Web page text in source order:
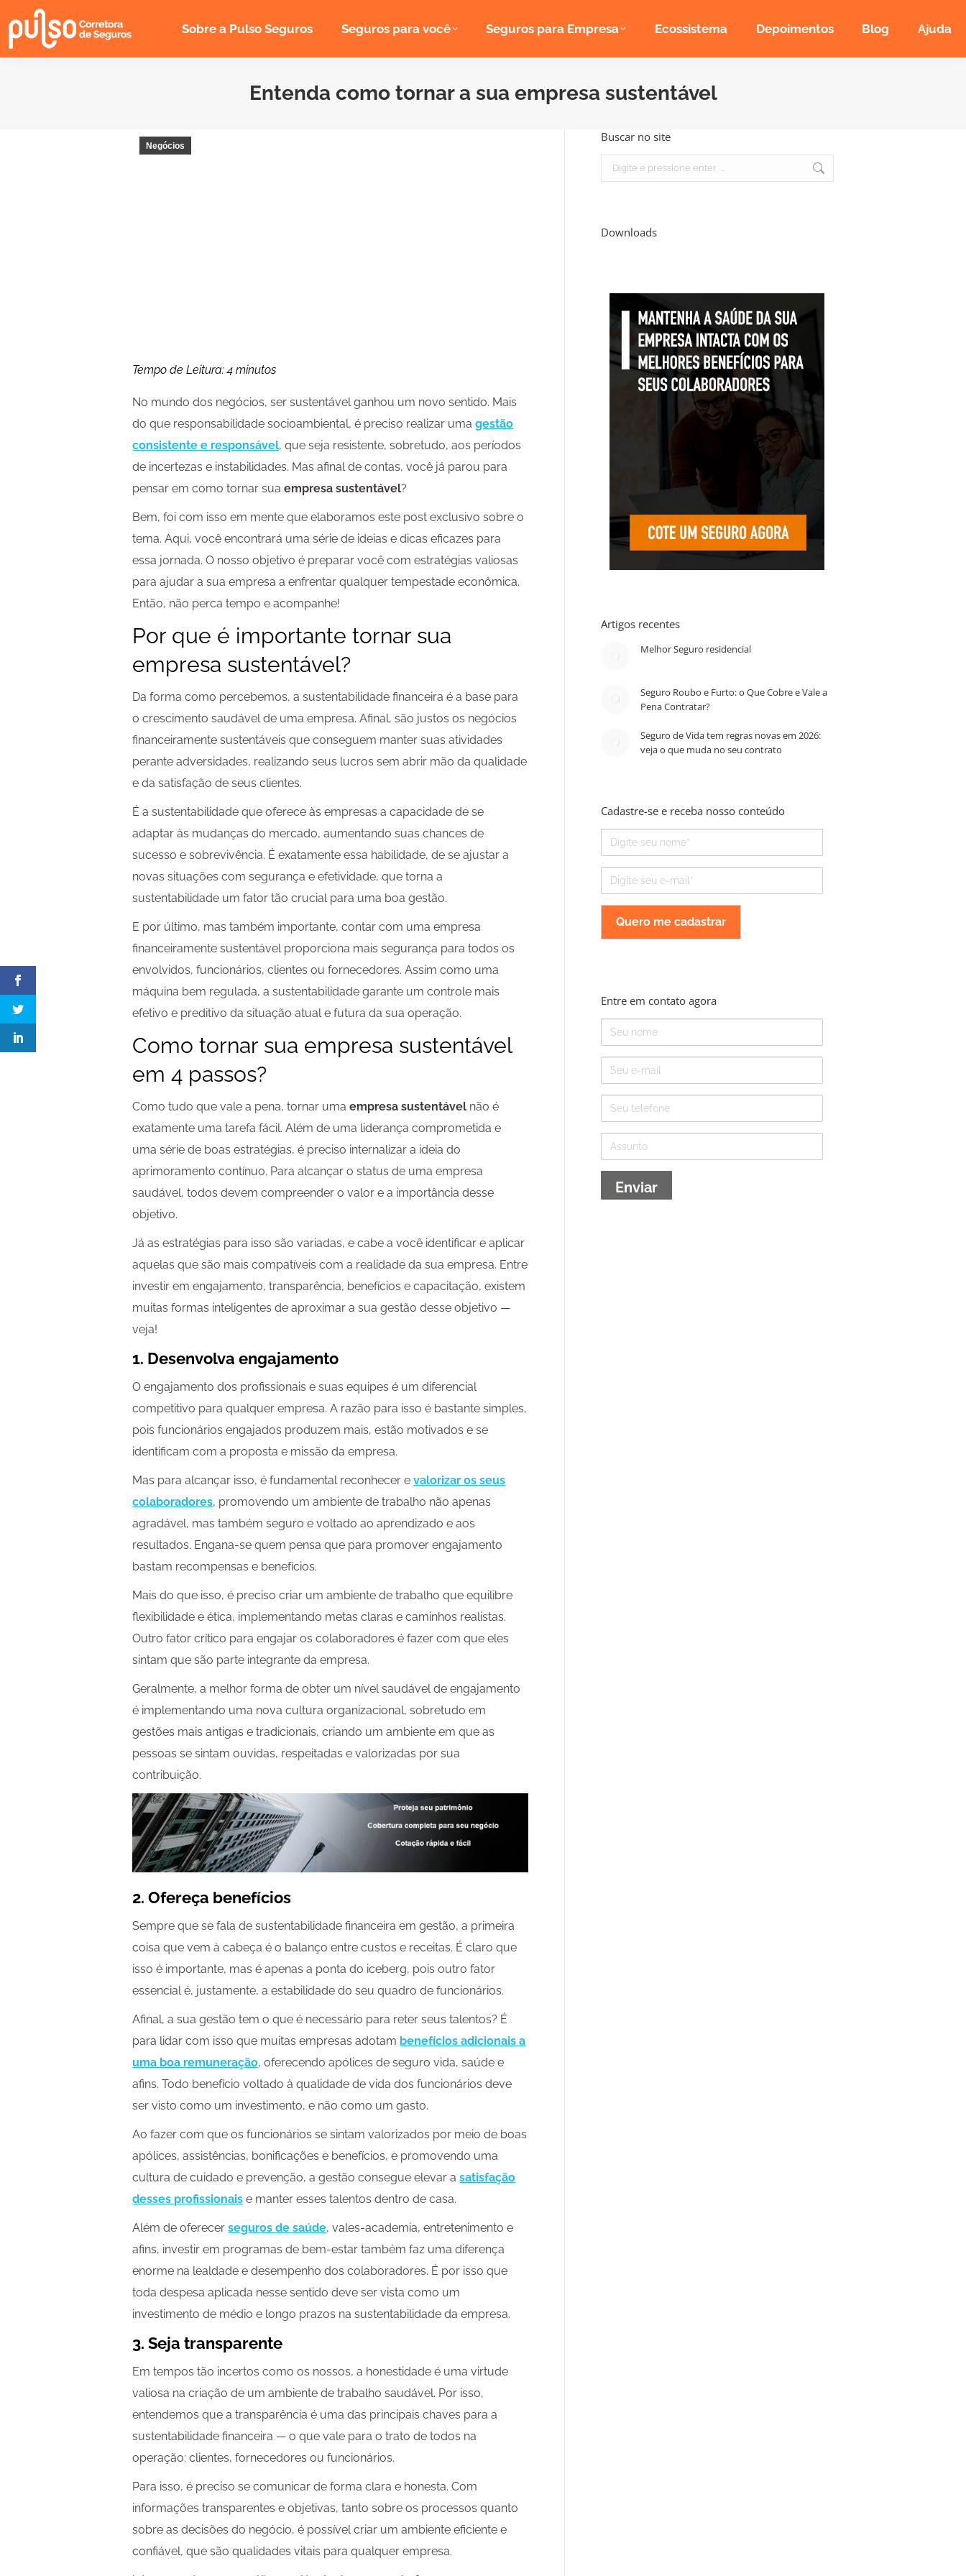
Sobre a Pulso Seguros Seguros para você Seguros para Empresa Ecossistema Depoimentos Blog Ajuda
Entenda como tornar a sua empresa sustentável
Negócios
Tempo de Leitura:4 minutos
No mundo dos negócios, ser sustentável ganhou um novo sentido. Mais
do que responsabilidade socioambiental, é preciso realizar umagestão
consistente e responsável, que seja resistente, sobretudo, aos períodos
de incertezas e instabilidades. Mas afinal de contas, você já parou para
pensar em como tornar suaempresa sustentável?
Bem, foi com isso em mente que elaboramos este post exclusivo sobre o
tema. Aqui, você encontrará uma série de ideias e dicas eficazes para
essa jornada. O nosso objetivo é preparar você com estratégias valiosas
para ajudar a sua empresa a enfrentar qualquer tempestade econômica.
Então, não perca tempo e acompanhe!
Por que é importante tornar sua
empresa sustentável?
Da forma como percebemos, a sustentabilidade financeira é a base para
o crescimento saudável de uma empresa. Afinal, são justos os negócios
financeiramente sustentáveis que conseguem manter suas atividades
perante adversidades, realizando seus lucros sem abrir mão da qualidade
e da satisfação de seus clientes.
É a sustentabilidade que oferece às empresas a capacidade de se
adaptar às mudanças do mercado, aumentando suas chances de
sucesso e sobrevivência. É exatamente essa habilidade, de se ajustar a
novas situações com segurança e efetividade, que torna a
sustentabilidade um fator tão crucial para uma boa gestão.
E por último, mas também importante, contar com uma empresa
financeiramente sustentável proporciona mais segurança para todos os
envolvidos, funcionários, clientes ou fornecedores. Assim como uma
máquina bem regulada, a sustentabilidade garante um controle mais
efetivo e preditivo da situação atual e futura da sua operação.
Como tornar sua empresa sustentável
em 4 passos?
Como tudo que vale a pena, tornar umaempresa sustentável não é
exatamente uma tarefa fácil. Além de uma liderança comprometida e
uma série de boas estratégias, é preciso internalizar a ideia do
aprimoramento contínuo. Para alcançar o status de uma empresa
saudável, todos devem compreender o valor e a importância desse
objetivo.
Já as estratégias para isso são variadas, e cabe a você identificar e aplicar
aquelas que são mais compatíveis com a realidade da sua empresa. Entre
investir em engajamento, transparência, benefícios e capacitação, existem
muitas formas inteligentes de aproximar a sua gestão desse objetivo —
veja!
1. Desenvolva engajamento
O engajamento dos profissionais e suas equipes é um diferencial
competitivo para qualquer empresa. A razão para isso é bastante simples,
pois funcionários engajados produzem mais, estão motivados e se
identificam com a proposta e missão da empresa.
Mas para alcançar isso, é fundamental reconhecer evalorizar os seus
colaboradores, promovendo um ambiente de trabalho não apenas
agradável, mas também seguro e voltado ao aprendizado e aos
resultados. Engana-se quem pensa que para promover engajamento
bastam recompensas e benefícios.
Mais do que isso, é preciso criar um ambiente de trabalho que equilibre
flexibilidade e ética, implementando metas claras e caminhos realistas.
Outro fator crítico para engajar os colaboradores é fazer com que eles
sintam que são parte integrante da empresa.
Geralmente, a melhor forma de obter um nível saudável de engajamento
é implementando uma nova cultura organizacional, sobretudo em
gestões mais antigas e tradicionais, criando um ambiente em que as
pessoas se sintam ouvidas, respeitadas e valorizadas por sua
contribuição.
2. Ofereça benefícios
Sempre que se fala de sustentabilidade financeira em gestão, a primeira
coisa que vem à cabeça é o balanço entre custos e receitas. É claro que
isso é importante, mas é apenas a ponta do iceberg, pois outro fator
essencial é, justamente, a estabilidade do seu quadro de funcionários.
Afinal, a sua gestão tem o que é necessário para reter seus talentos? É
para lidar com isso que muitas empresas adotam benefícios adicionais a
uma boa remuneração, oferecendo apólices de seguro vida, saúde e
afins. Todo benefício voltado à qualidade de vida dos funcionários deve
ser visto como um investimento, e não como um gasto.
Ao fazer com que os funcionários se sintam valorizados por meio de boas
apólices, assistências, bonificações e benefícios, e promovendo uma
cultura de cuidado e prevenção, a gestão consegue elevar asatisfação
desses profissionais e manter esses talentos dentro de casa.
Além de oferecerseguros de saúde, vales-academia, entretenimento e
afins, investir em programas de bem-estar também faz uma diferença
enorme na lealdade e desempenho dos colaboradores. É por isso que
toda despesa aplicada nesse sentido deve ser vista como um
investimento de médio e longo prazos na sustentabilidade da empresa.
3. Seja transparente
Em tempos tão incertos como os nossos, a honestidade é uma virtude
valiosa na criação de um ambiente de trabalho saudável. Por isso,
entendemos que a transparência é uma das principais chaves para a
sustentabilidade financeira — o que vale para o trato de todos na
operação: clientes, fornecedores ou funcionários.
Para isso, é preciso se comunicar de forma clara e honesta. Com
informações transparentes e objetivas, tanto sobre os processos quanto
sobre as decisões do negócio, é possível criar um ambiente eficiente e
confiável, que são qualidades vitais para qualquer empresa.
Buscar no site
Search:
Downloads
Artigos recentes
Melhor Seguro residencial
Seguro Roubo e Furto: o Que Cobre e Vale a
Pena Contratar?
Seguro de Vida tem regras novas em 2026:
veja o que muda no seu contrato
Cadastre-se e receba nosso conteúdo
Nome
mail
Entre em contato agora
Nome
mail
Telefone
Assunto